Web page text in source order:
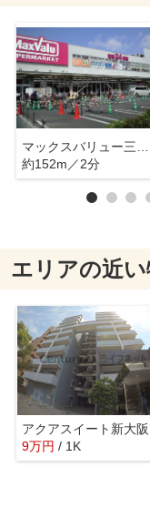
約152m／2分
エリアの近
アクアスイート新大阪
9万円 / 1K